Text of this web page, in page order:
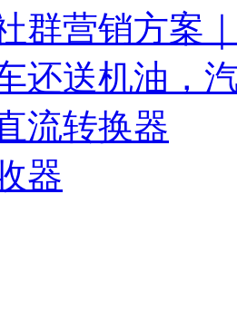
群营销方案
还送机油，
流转换器
器